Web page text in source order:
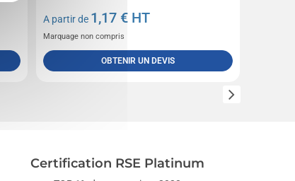
A partir de 1,17 € HT
Marquage non compris
OBTENIR UN DEVIS
Certification RSE Platinum